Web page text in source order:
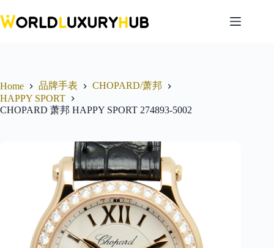
to
content
Home 品牌手表
CHOPARD/萧邦
HAPPY SPORT
CHOPARD 萧邦 HAPPY SPORT 274893-5002